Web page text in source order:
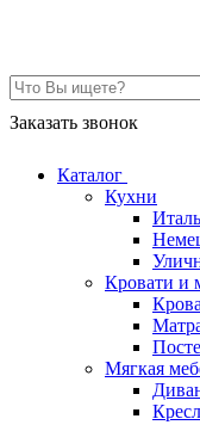
Заказать звонок
Каталог
Кухни
Кровати и
Мягкая